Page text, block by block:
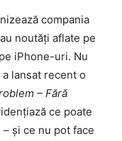
compania
noutăți aflate pe
iPhone-uri. Nu
lansat recent o
– Fără
ce poate
și ce nu pot face